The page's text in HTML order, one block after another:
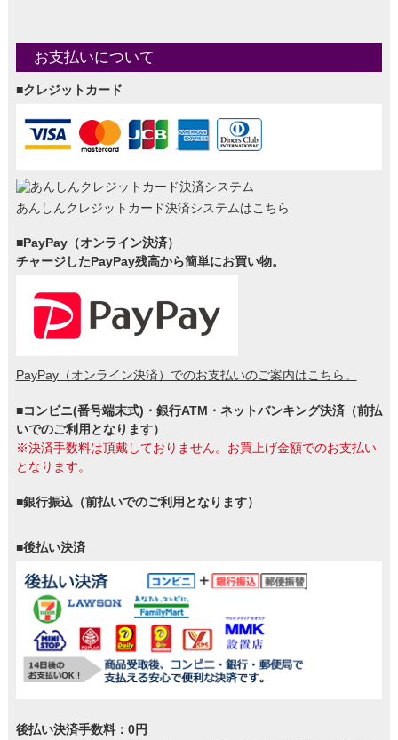
お支払いについて
■クレジットカード
あんしんクレジットカード決済システムはこちら
■PayPay（オンライン決済）
チャージしたPayPay残高から簡単にお買い物。
PayPay（オンライン決済）でのお支払いのご案内はこちら。
■コンビニ(番号端末式)・銀行ATM・ネットバンキング決済（前払
いでのご利用となります）
※決済手数料は頂戴しておりません。お買上げ金額でのお支払い
となります。
■銀行振込（前払いでのご利用となります）
■後払い決済
後払い決済手数料：0円